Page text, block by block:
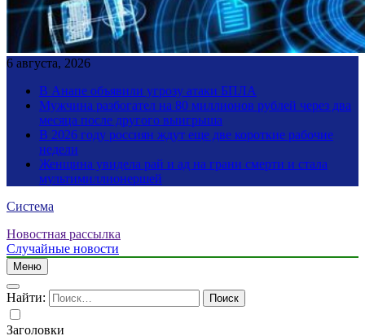
6 августа, 2026
В Анапе объявили угрозу атаки БПЛА
Мужчина разбогател на 80 миллионов рублей через два
месяца после другого выигрыша
В 2026 году россиян ждут еще две короткие рабочие
недели
Женщина увидела рай и ад на грани смерти и стала
мультимиллионершей
Система
Новостная рассылка
Случайные новости
Меню
Найти:
Заголовки